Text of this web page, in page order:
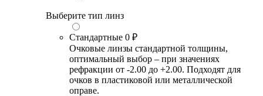
Выберите тип линз
Стандартные 0 ₽
Очковые линзы стандартной толщины,
оптимальный выбор – при значениях
рефракции от -2.00 до +2.00. Подходят для
очков в пластиковой или металлической
оправе.